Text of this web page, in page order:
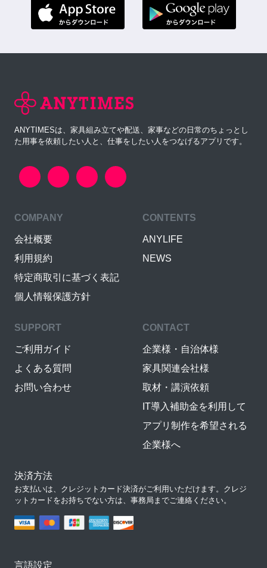
ANYTIMESは、家具組み立てや配送、家事などの日常のちょっとし
た用事を依頼したい人と、仕事をしたい人をつなげるアプリです。
COMPANY
会社概要
利用規約
特定商取引に基づく表記
個人情報保護方針
CONTENTS
ANYLIFE
NEWS
SUPPORT
ご利用ガイド
よくある質問
お問い合わせ
CONTACT
企業様・自治体様
家具関連会社様
取材・講演依頼
IT導入補助金を利用して
アプリ制作を希望される
企業様へ
決済方法
お支払いは、クレジットカード決済がご利用いただけます。クレジ
ットカードをお持ちでない方は、事務局までご連絡ください。
言語設定